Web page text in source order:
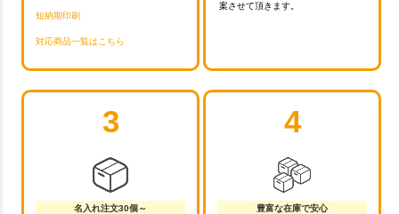
短納期印刷
対応商品一覧はこちら
案させて頂きます。
3
名入れ注文30個～
4
豊富な在庫で安心